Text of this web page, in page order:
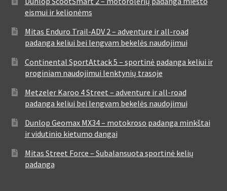
eismui ir kelionėms
Mitas Enduro Trail-ADV 2 – adventure ir all-road
padanga keliui bei lengvam bekelės naudojimui
Continental SportAttack 5 – sportinė padanga keliui ir
proginiam naudojimui lenktynių trasoje
Metzeler Karoo 4 Street – adventure ir all-road
padanga keliui bei lengvam bekelės naudojimui
Dunlop Geomax MX34 – motokroso padanga minkštai
ir vidutinio kietumo dangai
Mitas Street Force – Subalansuota sportinė kelių
padanga